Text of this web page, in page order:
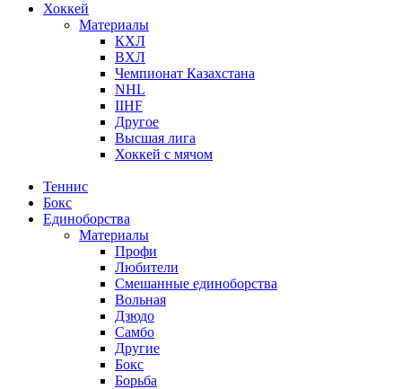
Хоккей
Материалы
КХЛ
ВХЛ
Чемпионат Казахстана
NHL
IIHF
Другое
Высшая лига
Хоккей с мячом
Теннис
Бокс
Единоборства
Материалы
Профи
Любители
Смешанные единоборства
Вольная
Дзюдо
Самбо
Другие
Бокс
Борьба